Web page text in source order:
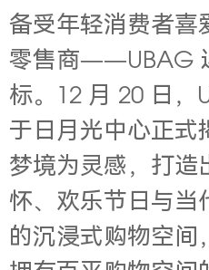
备受年轻消费者喜
零售商——UBAG
标。12 月 20 日，
于日月光中心正式
梦境为灵感，打造
怀、欢乐节日与当
的沉浸式购物空间